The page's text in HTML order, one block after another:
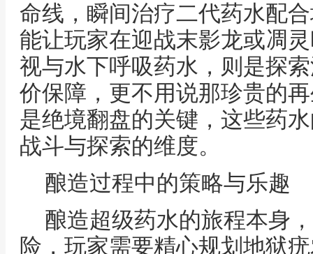
命线，瞬间治疗二代药水配
能让玩家在迎战末影龙或凋
视与水下呼吸药水，则是探
价保障，更不用说那珍贵的
是绝境翻盘的关键，这些药
战斗与探索的维度。
酿造过程中的策略与乐趣
酿造超级药水的旅程本身
险，玩家需要精心规划地狱